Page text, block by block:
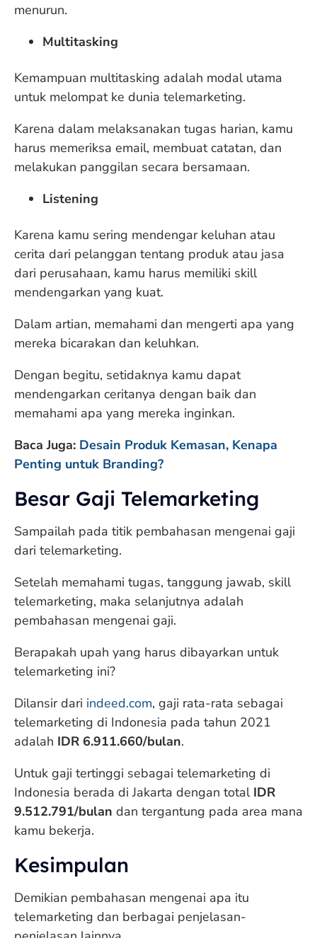
menurun.
Multitasking
Kemampuan multitasking adalah modal utama
untuk melompat ke dunia telemarketing.
Karena dalam melaksanakan tugas harian, kamu
harus memeriksa email, membuat catatan, dan
melakukan panggilan secara bersamaan.
Listening
Karena kamu sering mendengar keluhan atau
cerita dari pelanggan tentang produk atau jasa
dari perusahaan, kamu harus memiliki skill
mendengarkan yang kuat.
Dalam artian, memahami dan mengerti apa yang
mereka bicarakan dan keluhkan.
Dengan begitu, setidaknya kamu dapat
mendengarkan ceritanya dengan baik dan
memahami apa yang mereka inginkan.
Baca Juga: Desain Produk Kemasan, Kenapa
Penting untuk Branding?
Besar Gaji Telemarketing
Sampailah pada titik pembahasan mengenai gaji
dari telemarketing.
Setelah memahami tugas, tanggung jawab, skill
telemarketing, maka selanjutnya adalah
pembahasan mengenai gaji.
Berapakah upah yang harus dibayarkan untuk
telemarketing ini?
Dilansir dari indeed.com, gaji rata-rata sebagai
telemarketing di Indonesia pada tahun 2021
adalah IDR 6.911.660/bulan.
Untuk gaji tertinggi sebagai telemarketing di
Indonesia berada di Jakarta dengan total IDR
9.512.791/bulan dan tergantung pada area mana
kamu bekerja.
Kesimpulan
Demikian pembahasan mengenai apa itu
telemarketing dan berbagai penjelasan-